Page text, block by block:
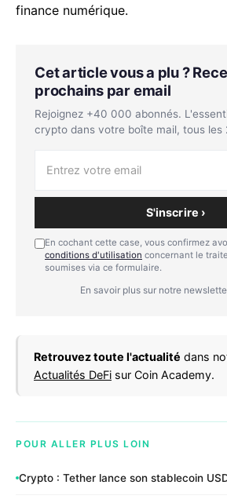
finance numérique.
Cet article vous a plu ?
prochains par email
Rejoignez +40 000 abonnés.
crypto dans votre boîte mail, tous les
S'inscrire ›
En cochant cette case, vous confirmez
conditions d'utilisation concernant le
soumises via ce formulaire.
En savoir plus sur notre
Retrouvez toute l'actualité dans
Actualités DeFi sur Coin Academy.
POUR ALLER PLUS LOIN
Crypto : Tether lance son stablecoin